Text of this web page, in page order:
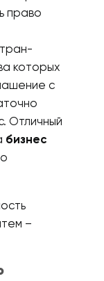
право
которых
с
Отличный
бизнес
–